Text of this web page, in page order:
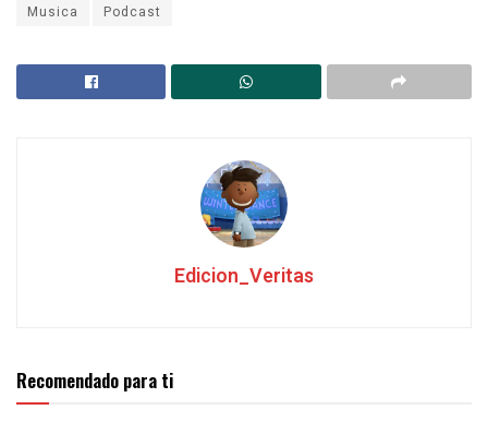
Musica
Podcast
Edicion_Veritas
Recomendado para ti